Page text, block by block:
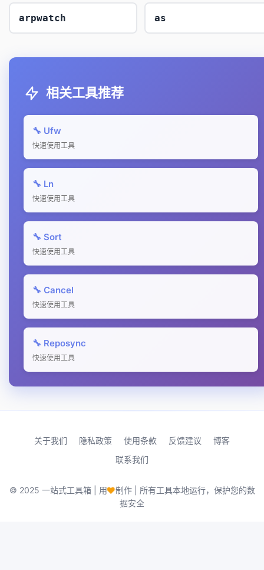
arpwatch as
相关工具推荐
🔧 Ufw
快速使用工具
🔧 Ln
快速使用工具
🔧 Sort
快速使用工具
🔧 Cancel
快速使用工具
🔧 Reposync
快速使用工具
关于我们 隐私政策 使用条款 反馈建议
博客
联系我们
© 2025 一站式工具箱 | 用♥制作 | 所有工具本地运行，保护您的数
据安全